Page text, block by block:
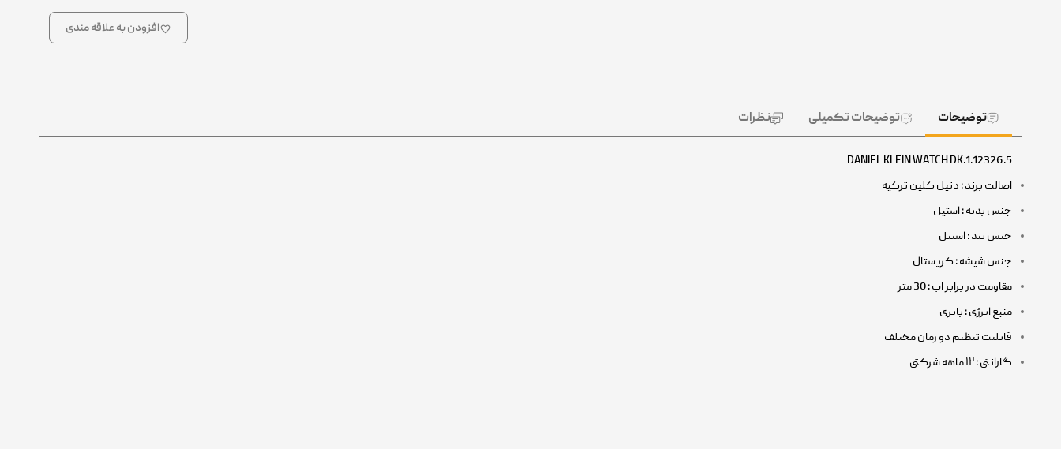
افزودن به علاقه مندی
توضیحات توضیحات تکمیلی نظرات
DANIEL KLEIN WATCH DK.1.12326.5
اصالت برند : دنیل کلین ترکیه
جنس بدنه : استیل
جنس بند : استیل
جنس شیشه : کریستال
مقاومت در برابر اب : 30 متر
منبع انرژی : باتری
قابلیت تنظیم دو زمان مختلف
گارانتی : ۱۲ ماهه شرکتی